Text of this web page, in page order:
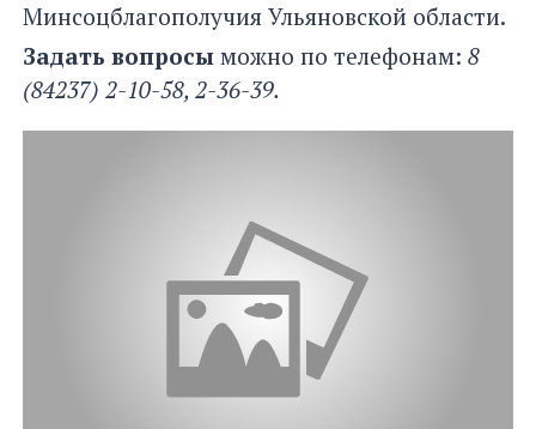
Минсоцблагополучия Ульяновской области.
Задать вопросы можно по телефонам: 8
(84237) 2-10-58, 2-36-39.